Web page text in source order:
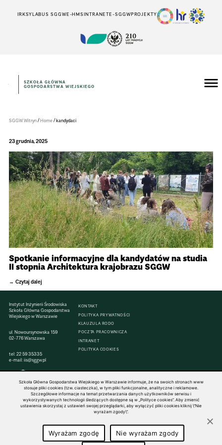
IRKSYLABUS SGGWE-HMSINTRANETE-SGGWPROJEKTY
Instytut
Inżynierii
SZKOŁA GŁÓWNA
GOSPODARSTWA WIEJSKIEGO
SGGW Witryn/Home/kandydaci
23 grudnia, 2025
Spotkanie informacyjne dla kandydatów na studia
II stopnia Architektura krajobrazu SGGW
Czytaj dalej
Instytut Inżynierii Środowiska
Szkoła Główna Gospodarstwa
Wiejskiego w Warszawie
ul. Nowoursynowska 159
02-776 Warszawa
tel:22 59 35335
e-mail:iis@sggw.pl
KONTAKT
POLITYKA PRYWATNOŚCI
KLAUZULA RODO
POCZTA PRACOWNICZA
INTRANET
POLITYKA COOKIES
© 1816–2026 SGGW — ALL RIGHTS RESERVED
Szkoła Główna Gospodarstwa Wiejskiego w Warszawie informuje, że na swoich stronach www
stosuje pliki cookies (tzw. ciasteczka), w tym pliki funkcjonalne, analityczne i reklamowe.
Szczegółowe informacje na temat przetwarzania danych użytkowników serwisu i
wykorzystywanych technologii śledzących dostępne są w „Polityce cookies”. Aby zmienić
ustawienia skorzystaj z ustawień swojej przeglądarki, aby wyłączyć pliki cookies kliknij \"Nie
wyrażam zgody\".
Wyrażam zgodę Nie wyrażam zgody